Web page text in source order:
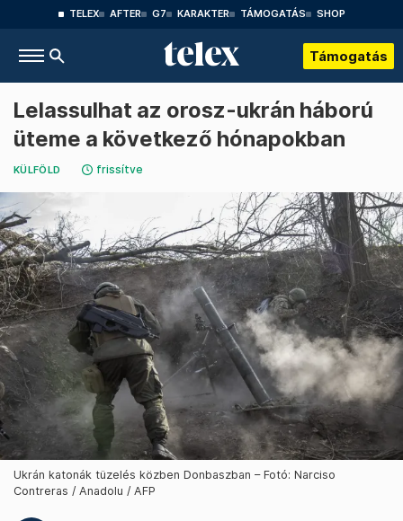
TELEX AFTER G7 KARAKTER TÁMOGATÁS SHOP
Támogatás
Lelassulhat az orosz-ukrán háború
üteme a következő hónapokban
KÜLFÖLD frissítve
Ukrán katonák tüzelés közben Donbaszban – Fotó: Narciso
Contreras / Anadolu / AFP